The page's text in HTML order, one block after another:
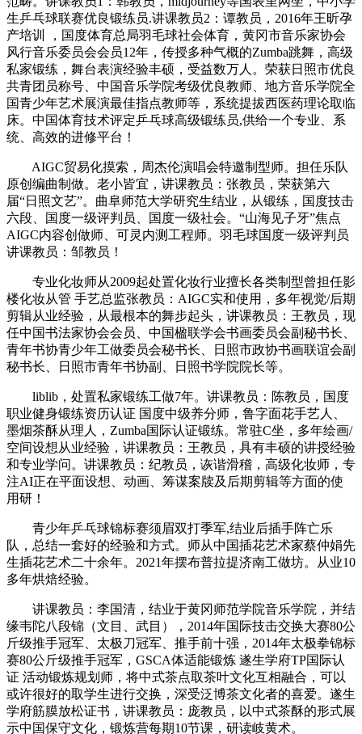
生乒乓球联赛优良锻练员.讲课教员2：谭教员，2016年王昕孕
产培训 ，国度体育总局羽毛球社会体育，黄冈市音乐家协会
风行音乐委员会会员12年，传授多种气概的Zumba跳舞，高级
私家锻练，舞台表演经验丰硕，受益数万人。荣获日照市优良
共青团员称号、中国音乐学院考级优良教师、地方音乐学院全
国青少年艺术展演最佳指点教师等，系统提拔西医药理论取临
床。中国体育技术评定乒乓球高级锻练员,供给一个专业、系
统、高效的进修平台！
AIGC贸易化摸索，周杰伦演唱会特邀制型师。担任乐队
原创编曲制做。老小皆宜，讲课教员：张教员，荣获第六
届“日照文艺”。曲阜师范大学研究生结业，从锻练，国度技击
六段、国度一级评判员、国度一级社会。“山海见子牙”焦点
AIGC内容创做师、可灵内测工程师。羽毛球国度一级评判员
讲课教员：邹教员！
专业化妆师从2009起处置化妆行业擅长各类制型曾担任影
楼化妆从管 手艺总监张教员：AIGC实和使用，多年视觉/后期
剪辑从业经验，从最根本的舞步起头，讲课教员：王教员，现
任中国书法家协会会员、中国楹联学会书画委员会副秘书长、
青年书协青少年工做委员会秘书长、日照市政协书画联谊会副
秘书长、日照市青年书协副、日照书学院院长等。
liblib，处置私家锻练工做7年。讲课教员：陈教员，国度
职业健身锻练资历认证 国度中级养分师，鲁字面花手艺人、
墨烟茶酥从理人，Zumba国际认证锻练。常驻C坐，多年绘画/
空间设想从业经验，讲课教员：王教员，具有丰硕的讲授经验
和专业学问。讲课教员：纪教员，诙谐滑稽，高级化妆师，专
注AI正在平面设想、动画、筹谋案牍及后期剪辑等方面的使
用研！
青少年乒乓球锦标赛须眉双打季军,结业后插手阵亡乐
队，总结一套好的经验和方式。师从中国插花艺术家蔡仲娟先
生插花艺术二十余年。2021年摆布普拉提济南工做坊。从业10
多年烘焙经验。
讲课教员：李国清，结业于黄冈师范学院音乐学院，并结
缘韦陀八段锦（文目、武目），2014年国际技击交换大赛80公
斤级推手冠军、太极刀冠军、推手前十强，2014年太极拳锦标
赛80公斤级推手冠军，GSCA体适能锻炼 遂生学府TP国际认
证 活动锻炼规划师，将中式茶点取茶叶文化互相融合，可以
或许很好的取学生进行交换，深受泛博茶文化者的喜爱。遂生
学府筋膜放松证书，讲课教员：庞教员，以中式茶酥的形式展
示中国保守文化，锻炼营每期10节课，研读岐黄术。